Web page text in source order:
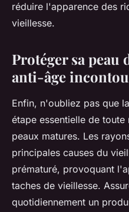
réduire l'apparence des
vieillesse.
Protéger sa peau
anti-âge
Enfin, n'oubliez pas que
étape essentielle de
peaux matures. Les
principales causes du
prématuré, provoquant
taches de vieillesse.
quotidiennement un